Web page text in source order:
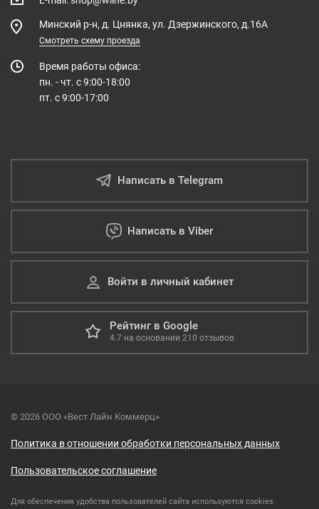
Минский р-н, д. Цнянка, ул. Дзержинского, д.16А
Смотреть схему проезда
Время работы офиса:
пн. - чт. с 9:00-18:00
пт. с 9:00-17:00
Написать в Telegram
Написать в Viber
Войти в личный кабинет
Рейтинг в Google
4.7 на основании 210 отзывов
© 2026 ООО «Вест Лайн Коммерц»
Политика в отношении обработки персональных данных
Пользовательское соглашение
Для обеспечения удобства пользователей сайта используются cookies.